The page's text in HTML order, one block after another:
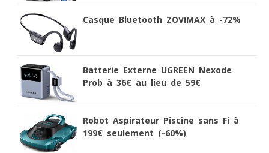
Casque Bluetooth ZOVIMAX à -72%
Batterie Externe UGREEN Nexode
Prob à 36€ au lieu de 59€
Robot Aspirateur Piscine sans Fi à
199€ seulement (-60%)